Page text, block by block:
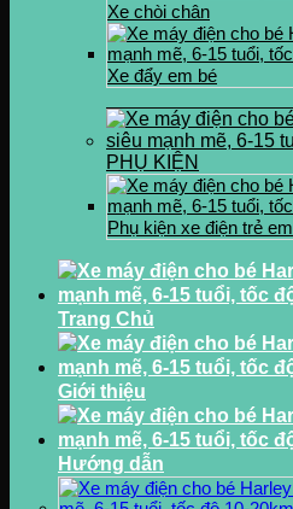
Xe chòi chân
Xe đẩy em bé
PHỤ KIỆN
Phụ kiện xe điện trẻ em
Trang Chủ
Giới thiệu
Hướng dẫn